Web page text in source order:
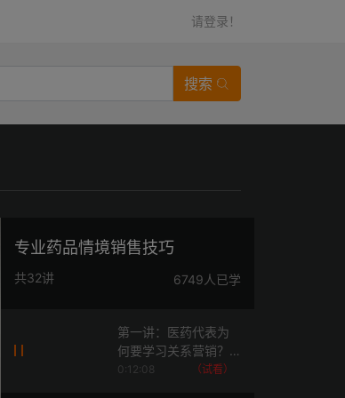
请登录！
搜索
专业药品情境销售技巧
共32讲 6749人已学
第一讲：医药代表为
何要学习关系营销？
（医药产品的四种营
0:12:08 （试看）